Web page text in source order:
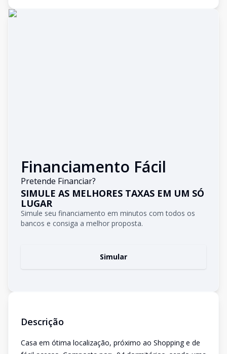
Financiamento Fácil
Pretende Financiar?
SIMULE AS MELHORES TAXAS EM UM SÓ
LUGAR
Simule seu financiamento em minutos com todos os
bancos e consiga a melhor proposta.
Simular
Descrição
Casa em ótima localização, próximo ao Shopping e de